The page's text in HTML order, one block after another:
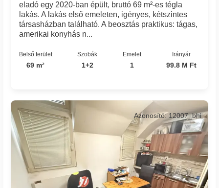
eladó egy 2020-ban épült, bruttó 69 m²-es tégla
lakás. A lakás első emeleten, igényes, kétszintes
társasházban található. A beosztás praktikus: tágas,
amerikai konyhás n...
Belső terület
69 m²
Szobák
1+2
Emelet
1
Irányár
99.8 M Ft
Azonosító: 12007_bhi